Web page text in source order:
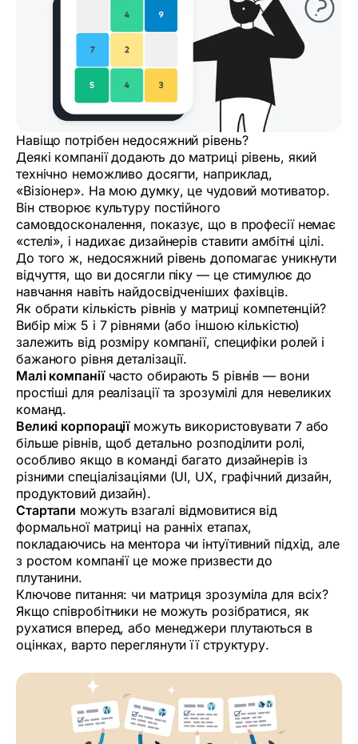
Навіщо потрібен недосяжний рівень?
Деякі компанії додають до матриці рівень, який
технічно неможливо досягти, наприклад,
«Візіонер». На мою думку, це чудовий мотиватор.
Він створює культуру постійного
самовдосконалення, показує, що в професії немає
«стелі», і надихає дизайнерів ставити амбітні цілі.
До того ж, недосяжний рівень допомагає уникнути
відчуття, що ви досягли піку — це стимулює до
навчання навіть найдосвідченіших фахівців.
Як обрати кількість рівнів у матриці компетенцій?
Вибір між 5 і 7 рівнями (або іншою кількістю)
залежить від розміру компанії, специфіки ролей і
бажаного рівня деталізації.
Малі компаніїчасто обирають 5 рівнів — вони
простіші для реалізації та зрозумілі для невеликих
команд.
Великі корпораціїможуть використовувати 7 або
більше рівнів, щоб детально розподілити ролі,
особливо якщо в команді багато дизайнерів із
різними спеціалізаціями (UI, UX, графічний дизайн,
продуктовий дизайн).
Стартапи можуть взагалі відмовитися від
формальної матриці на ранніх етапах,
покладаючись на ментора чи інтуїтивний підхід, але
з ростом компанії це може призвести до
плутанини.
Ключове питання: чи матриця зрозуміла для всіх?
Якщо співробітники не можуть розібратися, як
рухатися вперед, або менеджери плутаються в
оцінках, варто переглянути її структуру.